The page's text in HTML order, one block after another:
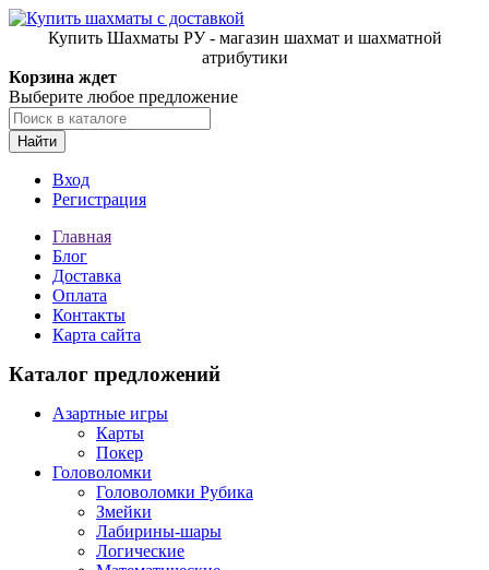
Купить Шахматы РУ - магазин шахмат и шахматной
атрибутики
Корзина ждет
Выберите любое предложение
Найти
Вход
Регистрация
Главная
Блог
Доставка
Оплата
Контакты
Карта сайта
Каталог предложений
Азартные игры
Карты
Покер
Головоломки
Головоломки Рубика
Змейки
Лабирины-шары
Логические